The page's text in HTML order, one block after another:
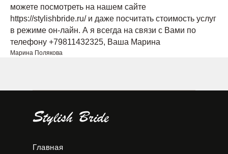
можете посмотреть на нашем сайте
https://stylishbride.ru/ и даже посчитать стоимость услуг
в режиме он-лайн. А я всегда на связи с Вами по
телефону +79811432325, Ваша Марина
Марина Полякова
Главная